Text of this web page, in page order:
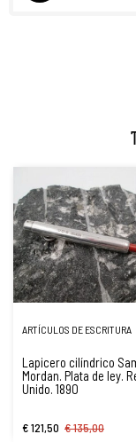
ARTÍCULOS DE ESCRITURA
Lapicero cilíndrico
Mordan. Plata de ley.
Unido. 1890
€ 121,50 € 135,00